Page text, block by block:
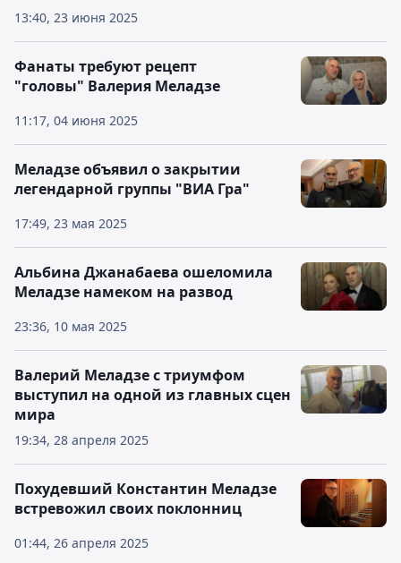
13:40, 23 июня 2025
11:17, 04 июня 2025
Фанаты требуют рецепт
"головы" Валерия Меладзе
17:49, 23 мая 2025
Меладзе объявил о закрытии
легендарной группы "ВИА Гра"
23:36, 10 мая 2025
Альбина Джанабаева ошеломила
Меладзе намеком на развод
19:34, 28 апреля 2025
Валерий Меладзе с триумфом
выступил на одной из главных сцен
мира
01:44, 26 апреля 2025
Похудевший Константин Меладзе
встревожил своих поклонниц